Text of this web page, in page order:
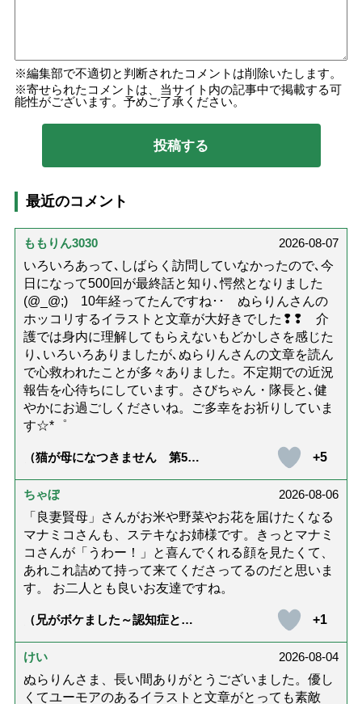
編集部で不適切と判断されたコメントは削除いたします。
寄せられたコメントは、当サイト内の記事中で掲載する可
能性がございます。予めご了承ください。
最近のコメント
ももりん3030
2026-08-07
いろいろあって､しばらく訪問していなかったので､今
日になって500回が最終話と知り､愕然となりました
(@_@;) 10年経ってたんですね･･ ぬらりんさんの
ホッコリするイラストと文章が大好きでした❢❢ 介
護では身内に理解してもらえないもどかしさを感じた
り､いろいろありましたが､ぬらりんさんの文章を読ん
で心救われたことが多々ありました。不定期での近況
報告を心待ちにしています。さびちゃん・隊長と､健
やかにお過ごしくださいね。ご多幸をお祈りしていま
す☆*゜
（猫が母になつきません 第500
+5
ちゃぼ
2026-08-06
「良妻賢母」さんがお米や野菜やお花を届けたくなる
マナミコさんも、ステキなお姉様です。きっとマナミ
コさんが「うわー！」と喜んでくれる顔を見たくて、
あれこれ詰めて持って来てくださってるのだと思いま
す。 お二人とも良いお友達ですね。
（兄がボケました～認知症と介
達』が届きました」）
+1
けい
2026-08-04
ぬらりんさま、長い間ありがとうございました。優し
くてユーモアのあるイラストと文章がとっても素敵